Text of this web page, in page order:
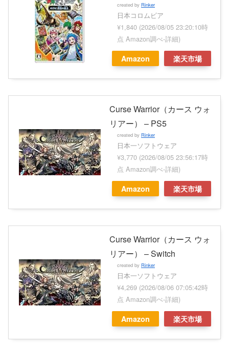
created by Rinker
日本コロムビア
¥1,840 (2026/08/05 23:20:10時
点 Amazon調べ-詳細)
Amazon 楽天市場
Curse Warrior（カース ウォ
リアー） – PS5
created by Rinker
日本一ソフトウェア
¥3,770 (2026/08/05 23:56:17時
点 Amazon調べ-詳細)
Amazon 楽天市場
Curse Warrior（カース ウォ
リアー） – Switch
created by Rinker
日本一ソフトウェア
¥4,269 (2026/08/06 07:05:42時
点 Amazon調べ-詳細)
Amazon 楽天市場